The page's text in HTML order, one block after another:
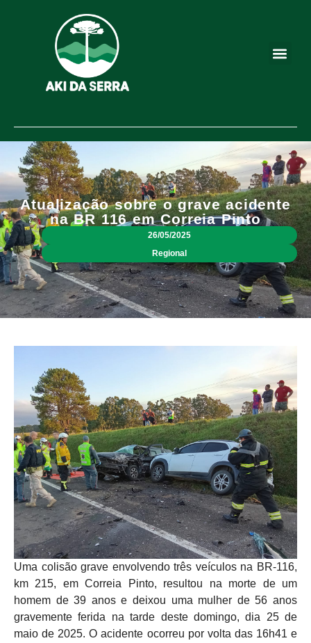
Atualização sobre o grave acidente
na BR 116 em Correia Pinto
26/05/2025
Regional
Uma colisão grave envolvendo três veículos na BR-116,
km 215, em Correia Pinto, resultou na morte de um
homem de 39 anos e deixou uma mulher de 56 anos
gravemente ferida na tarde deste domingo, dia 25 de
maio de 2025. O acidente ocorreu por volta das 16h41 e